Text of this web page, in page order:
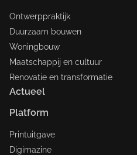
Ontwerppraktijk
Duurzaam bouwen
Woningbouw
Maatschappij en cultuur
Renovatie en transformatie
Actueel
Platform
Printuitgave
Digimazine